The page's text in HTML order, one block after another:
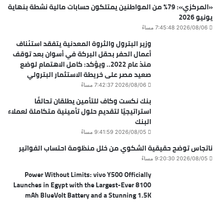
«المركزي»: 79% من المواطنين يمتلكون حسابات مالية نشطة بنهاية
يونيو 2026
2026/08/06 7:45:48 مساءً
وزير البترول والثروة المعدنية يتفقد استئناف
أعمال الحفر بحقل البركة في أسوان بعد توقف
منذ عام 2022.. ويؤكد: كامل الاهتمام لوضع
صعيد مصر على خريطة الاستثمار البترولي
2026/08/06 7:42:37 مساءً
بنك نكست وكاف للتأمين يطلقان تحالفًا
استراتيجيًا لتقديم حلول تأمينية متكاملة لعملاء
البنك
2026/08/05 9:41:59 مساءً
ناتجاس توضح حقيقية الشكوي من خلل منظومة احتساب الفواتير
2026/08/05 9:20:30 مساءً
Power Without Limits: vivo Y500 Officially
Launches in Egypt with the Largest-Ever 8100
mAh BlueVolt Battery and a Stunning 1.5K